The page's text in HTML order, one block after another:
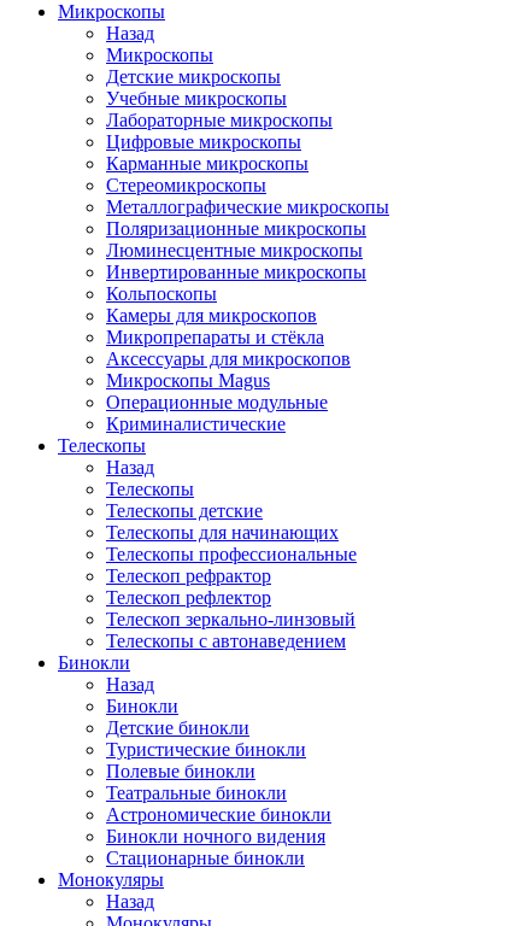
Микроскопы
Назад
Микроскопы
Детские микроскопы
Учебные микроскопы
Лабораторные микроскопы
Цифровые микроскопы
Карманные микроскопы
Стереомикроскопы
Металлографические микроскопы
Поляризационные микроскопы
Люминесцентные микроскопы
Инвертированные микроскопы
Кольпоскопы
Камеры для микроскопов
Микропрепараты и стёкла
Аксессуары для микроскопов
Микроскопы Magus
Операционные модульные
Криминалистические
Телескопы
Назад
Телескопы
Телескопы детские
Телескопы для начинающих
Телескопы профессиональные
Телескоп рефрактор
Телескоп рефлектор
Телескоп зеркально-линзовый
Телескопы с автонаведением
Бинокли
Назад
Бинокли
Детские бинокли
Туристические бинокли
Полевые бинокли
Театральные бинокли
Астрономические бинокли
Бинокли ночного видения
Стационарные бинокли
Монокуляры
Назад